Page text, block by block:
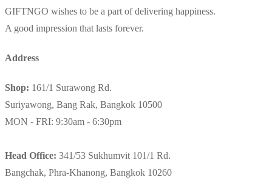
GIFTNGO wishes to be a part of delivering happiness.
A good impression that lasts forever.
Address
Shop: 161/1 Surawong Rd.
Suriyawong, Bang Rak, Bangkok 10500
MON - FRI: 9:30am - 6:30pm
Head Office: 341/53 Sukhumvit 101/1 Rd.
Bangchak, Phra-Khanong, Bangkok 10260